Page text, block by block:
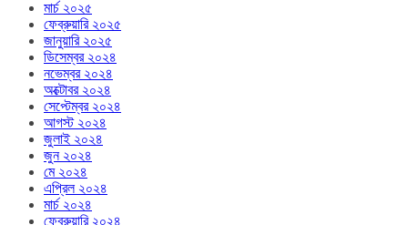
মার্চ ২০২৫
ফেব্রুয়ারি ২০২৫
জানুয়ারি ২০২৫
ডিসেম্বর ২০২৪
নভেম্বর ২০২৪
অক্টোবর ২০২৪
সেপ্টেম্বর ২০২৪
আগস্ট ২০২৪
জুলাই ২০২৪
জুন ২০২৪
মে ২০২৪
এপ্রিল ২০২৪
মার্চ ২০২৪
ফেব্রুয়ারি ২০২৪